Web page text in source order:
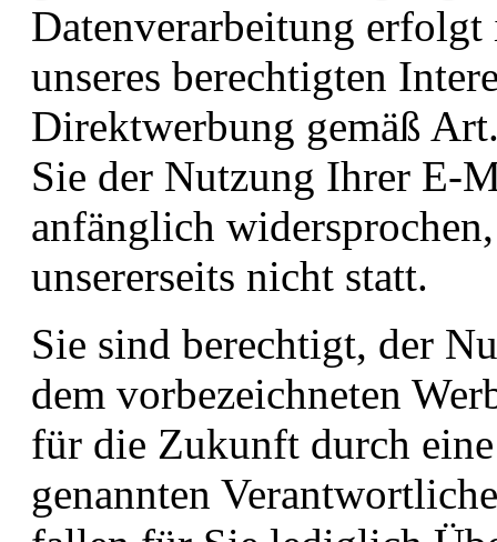
Datenverarbeitung
unseres berechtigten
Direktwerbung gemäß
Sie der Nutzung Ihrer E-
anfänglich
unsererseits nicht statt.
Sie sind berechtigt, der
dem vorbezeichneten
für die Zukunft durch
genannten